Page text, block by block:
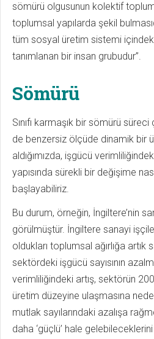
sömürü olgusunun kolektif
toplumsal yapılarda şekil
tüm sosyal üretim sistemi
tanımlanan bir insan grubudur”.
Sömürü
Sınıfı karmaşık bir sömürü
de benzersiz ölçüde dinamik bir
aldığımızda, işgücü verimliliğindeki
yapısında sürekli bir değişime
başlayabiliriz.
Bu durum, örneğin, İngiltere’nin
görülmüştür. İngiltere sanayi
oldukları toplumsal ağırlığa artık
sektördeki işgücü sayısının
verimliliğindeki artış, sektörün
üretim düzeyine ulaşmasına
mutlak sayılarındaki azalışa
daha ‘güçlü’ hale